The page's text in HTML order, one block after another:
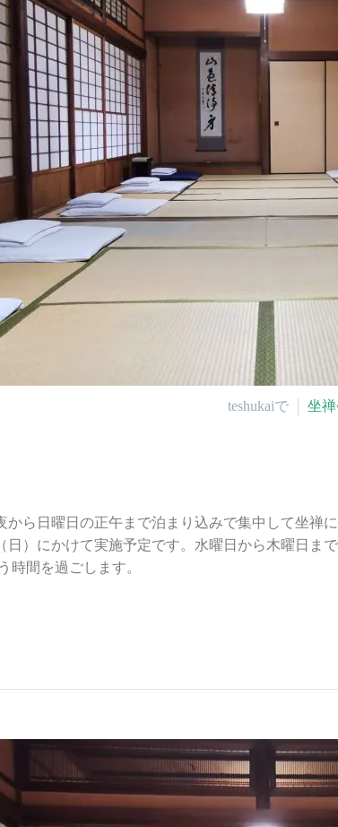
teshukaiで 坐
ら日曜日の正午まで泊まり込みで集中して坐禅
日）にかけて実施予定です。水曜日から木曜日
時間を過ごします。